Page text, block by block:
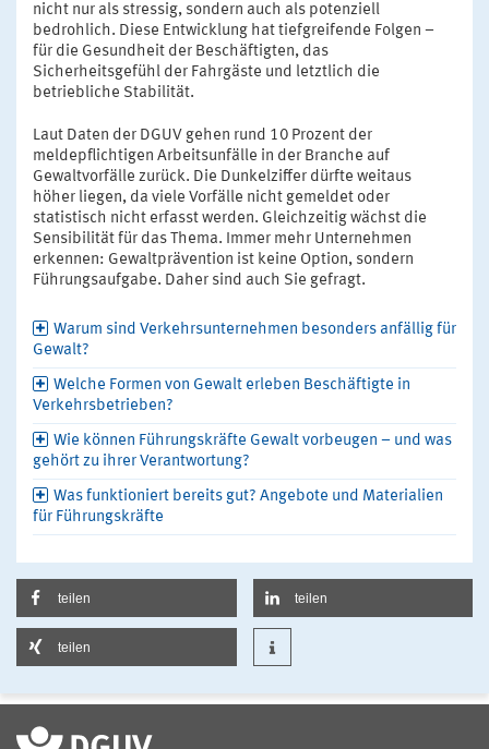
nicht nur als stressig, sondern auch als potenziell
bedrohlich. Diese Entwicklung hat tiefgreifende Folgen –
für die Gesundheit der Beschäftigten, das
Sicherheitsgefühl der Fahrgäste und letztlich die
betriebliche Stabilität.
Laut Daten der DGUV gehen rund 10 Prozent der
meldepflichtigen Arbeitsunfälle in der Branche auf
Gewaltvorfälle zurück. Die Dunkelziffer dürfte weitaus
höher liegen, da viele Vorfälle nicht gemeldet oder
statistisch nicht erfasst werden. Gleichzeitig wächst die
Sensibilität für das Thema. Immer mehr Unternehmen
erkennen: Gewaltprävention ist keine Option, sondern
Führungsaufgabe. Daher sind auch Sie gefragt.
Warum sind Verkehrsunternehmen besonders anfällig für
Gewalt?
Welche Formen von Gewalt erleben Beschäftigte in
Verkehrsbetrieben?
Wie können Führungskräfte Gewalt vorbeugen – und was
gehört zu ihrer Verantwortung?
Was funktioniert bereits gut? Angebote und Materialien
für Führungskräfte
teilen teilen
teilen